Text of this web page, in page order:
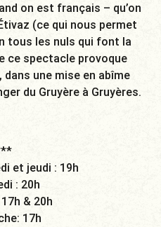
on est français – qu’on
(ce qui nous permet
tous les nuls qui font la
ce spectacle provoque
une mise en abîme
du Gruyère à Gruyères.
et jeudi : 19h
: 20h
& 20h
17h